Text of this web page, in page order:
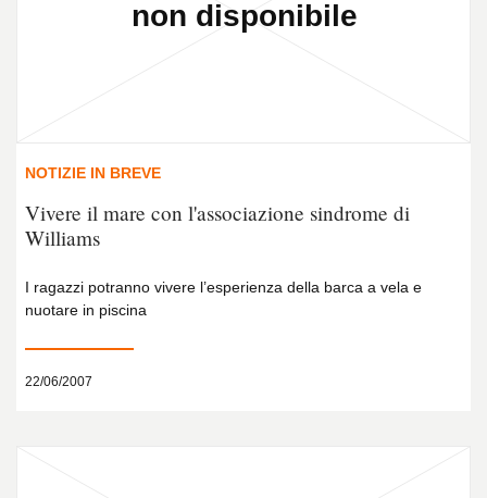
NOTIZIE IN BREVE
Vivere il mare con l'associazione sindrome di
Williams
I ragazzi potranno vivere l’esperienza della barca a vela e
nuotare in piscina
22/06/2007